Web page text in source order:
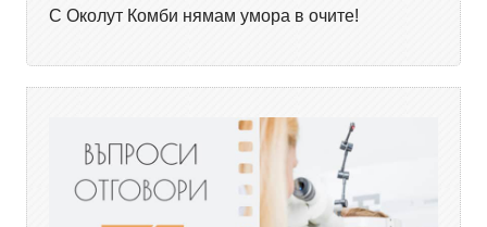
С Околут Комби нямам умора в очите!